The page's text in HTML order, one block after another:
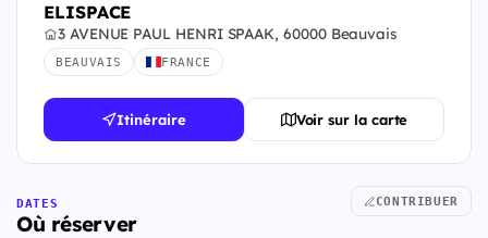
ELISPACE
3 AVENUE PAUL HENRI SPAAK, 60000 Beauvais
BEAUVAIS FRANCE
Itinéraire Voir sur la carte
DATES
Où réserver
CONTRIBUER